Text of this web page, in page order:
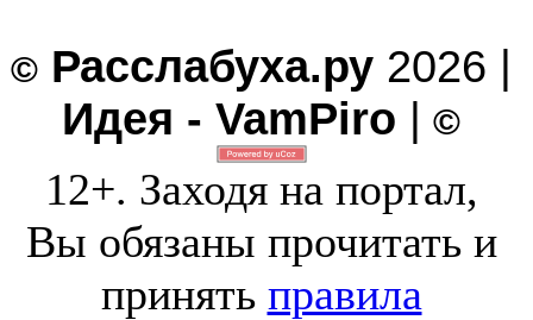
© Расслабуха.ру 2026 |
Идея - VamPiro | ©
12+. Заходя на портал,
Вы обязаны прочитать и
принять правила